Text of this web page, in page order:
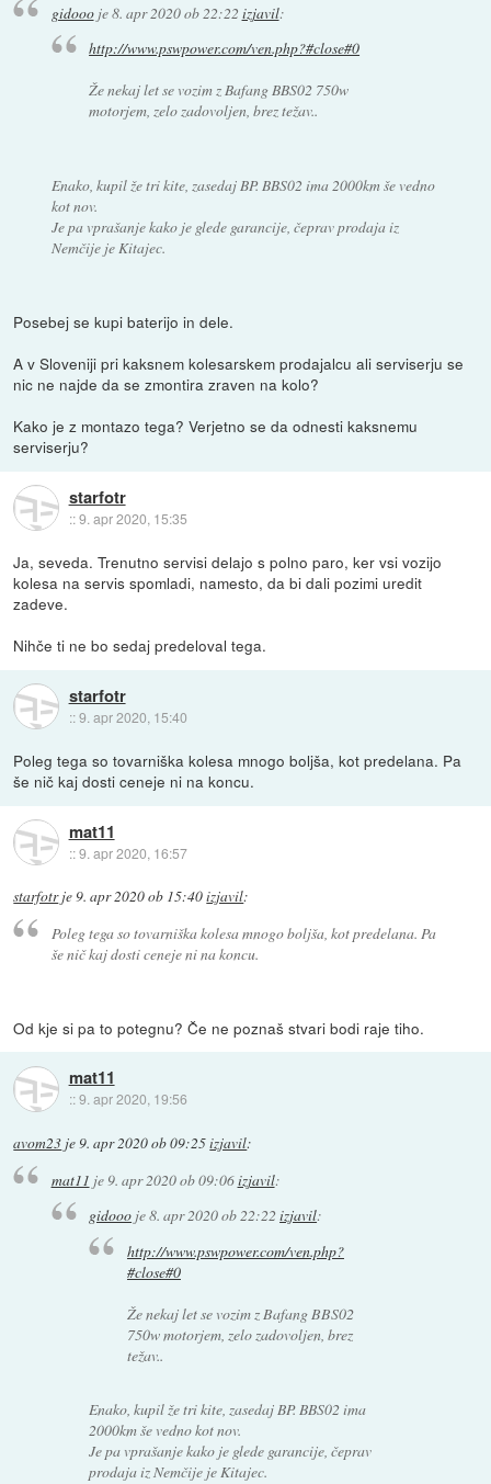
gidoooje8. apr 2020 ob 22:22 izjavil:
http://www.pswpower.com/ven.php?#close#0
Že nekaj let se vozim z Bafang BBS02 750w
motorjem, zelo zadovoljen, brez težav..
Enako, kupil že tri kite, zasedaj BP. BBS02 ima 2000km še vedno
kot nov.
Je pa vprašanje kako je glede garancije, čeprav prodaja iz
Nemčije je Kitajec.
Posebej se kupi baterijo in dele.
A v Sloveniji pri kaksnem kolesarskem prodajalcu ali serviserju se
nic ne najde da se zmontira zraven na kolo?
Kako je z montazo tega? Verjetno se da odnesti kaksnemu
serviserju?
starfotr
::9. apr 2020, 15:35
Ja, seveda. Trenutno servisi delajo s polno paro, ker vsi vozijo
kolesa na servis spomladi, namesto, da bi dali pozimi uredit
zadeve.
Nihče ti ne bo sedaj predeloval tega.
starfotr
::9. apr 2020, 15:40
Poleg tega so tovarniška kolesa mnogo boljša, kot predelana. Pa
še nič kaj dosti ceneje ni na koncu.
mat11
::9. apr 2020, 16:57
starfotrje9. apr 2020 ob 15:40izjavil:
Poleg tega so tovarniška kolesa mnogo boljša, kot predelana. Pa
še nič kaj dosti ceneje ni na koncu.
Od kje si pa to potegnu? Če ne poznaš stvari bodi raje tiho.
mat11
::9. apr 2020, 19:56
avom23 je9. apr 2020 ob 09:25izjavil:
mat11 je 9. apr 2020 ob 09:06izjavil:
gidooo je8. apr 2020 ob 22:22izjavil:
http://www.pswpower.com/ven.php?
#close#0
Že nekaj let se vozim z Bafang BBS02
750w motorjem, zelo zadovoljen, brez
težav..
Enako, kupil že tri kite, zasedaj BP. BBS02 ima
2000km še vedno kot nov.
Je pa vprašanje kako je glede garancije, čeprav
prodaja iz Nemčije je Kitajec.